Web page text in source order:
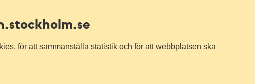
.stockholm.se
för att sammanställa statistik och för att webbplatsen ska